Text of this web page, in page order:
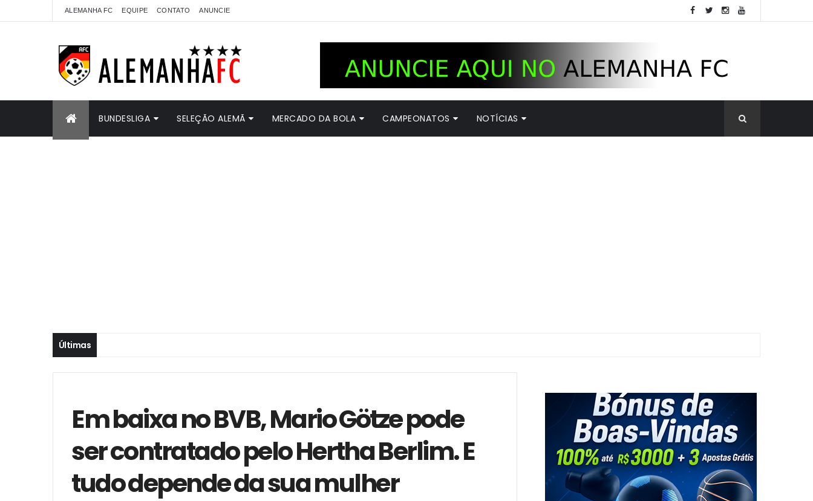
ALEMANHA FC EQUIPE CONTATO ANUNCIE
BUNDESLIGA SELEÇÃO ALEMÃ MERCADO DA BOLA CAMPEONATOS NOTÍCIAS
Últimas
Em baixa no BVB, Mario Götze pode
ser contratado pelo Hertha Berlim. E
tudo depende da sua mulher